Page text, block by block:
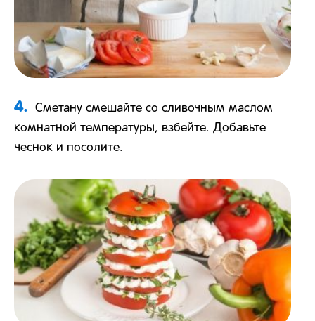
4.
Сметану смешайте со сливочным маслом
комнатной температуры, взбейте. Добавьте
чеснок и посолите.